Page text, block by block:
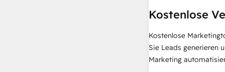
Kostenlose
Kostenlose
Sie Leads generieren
Marketing